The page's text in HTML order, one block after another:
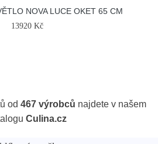
NOVA LUCE OKET 65 CM
13920 Kč
od 467 výrobců najdete v našem
Culina.cz